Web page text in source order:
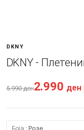
DKNY
DKNY -
5.990ден2.990 ден
Боја: Розе